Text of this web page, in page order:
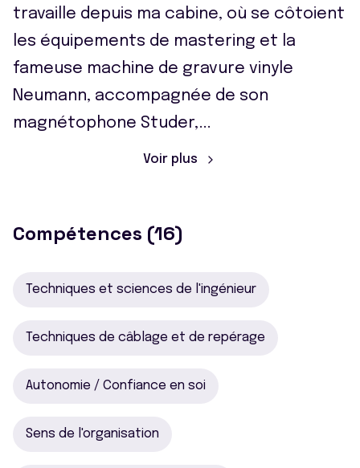
travaille depuis ma cabine, où se côtoient
les équipements de mastering et la
fameuse machine de gravure vinyle
Neumann, accompagnée de son
magnétophone Studer,...
Voir plus
Compétences (16)
Techniques et sciences de l'ingénieur
Techniques de câblage et de repérage
Autonomie / Confiance en soi
Sens de l'organisation